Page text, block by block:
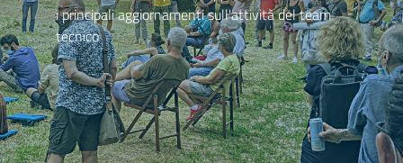
i principali aggiornamenti sull'attività del team
tecnico